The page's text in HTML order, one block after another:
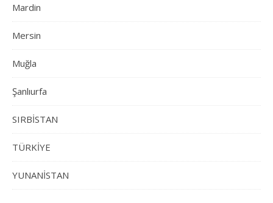
Mardin
Mersin
Muğla
Şanlıurfa
SIRBİSTAN
TÜRKİYE
YUNANİSTAN